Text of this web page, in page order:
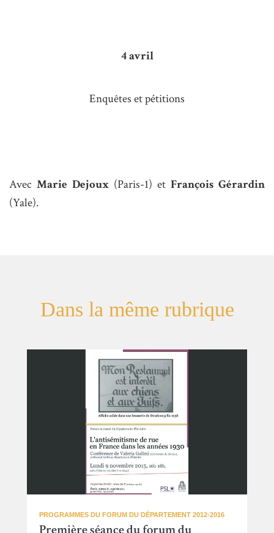
4 avril
Enquêtes et pétitions
Avec Marie Dejoux (Paris-1) et François Gérardin
(Yale).
Dans la même rubrique
PROGRAMMES DU FORUM DU DÉPARTEMENT 2012-2016